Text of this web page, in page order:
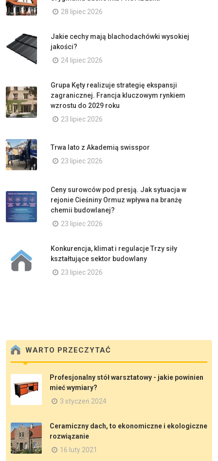
28 lipiec 2026
Jakie cechy mają blachodachówki wysokiej
jakości?
24 lipiec 2026
Grupa Kęty realizuje strategię ekspansji
zagranicznej. Francja kluczowym rynkiem
wzrostu do 2029 roku
23 lipiec 2026
Trwa lato z Akademią swisspor
23 lipiec 2026
Ceny surowców pod presją. Jak sytuacja w
rejonie Cieśniny Ormuz wpływa na branżę
chemii budowlanej?
23 lipiec 2026
Konkurencja, klimat i regulacje Trzy siły
kształtujące sektor budowlany
23 lipiec 2026
WARTO PRZECZYTAĆ
Profesjonalny stół warsztatowy - jakie powinien
mieć wymiary?
3 styczeń 2024
Ceramiczny dach, to ekonomiczne i ekologiczne
rozwiązanie
16 luty 2021